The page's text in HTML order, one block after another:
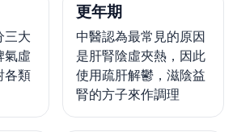
三大
氣虛
各類
更年期
中醫認為最常見的原因
是肝腎陰虛夾熱，因此
使用疏肝解鬱，滋陰益
腎的方子來作調理